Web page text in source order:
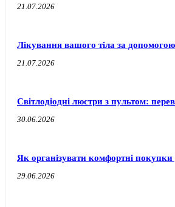
21.07.2026
Лікування вашого тіла за
21.07.2026
Світлодіодні люстри з пультом:
30.06.2026
Як організувати комфортні
29.06.2026